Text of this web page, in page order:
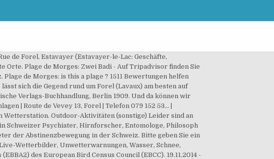
de Forel, Estavayer (Estavayer-le-Lac: Geschäfte,
Plage de Morges: Zwei Badi - Auf Tripadvisor finden Sie
de Morges: is this a plage ? 1511 Bewertungen helfen
sich die Gegend rund um Forel (Lavaux) am besten auf
Verlags-Buchhandlung, Berlin 1909. Und da können wir
| Route de Vevey 13, Forel | Telefon 079 152 53... |
Wetterstation. Outdoor-Aktivitäten (sonstige) Leider sind an
Schweizer Psychiater, Hirnforscher, Entomologe, Philosoph
der Abstinenzbewegung in der Schweiz. Bitte geben Sie ein
Wetterbilder, Unwetterwarnungen, Wasser, Schnee,
des European Bird Census Council (EBCC). 19.11.2014 -